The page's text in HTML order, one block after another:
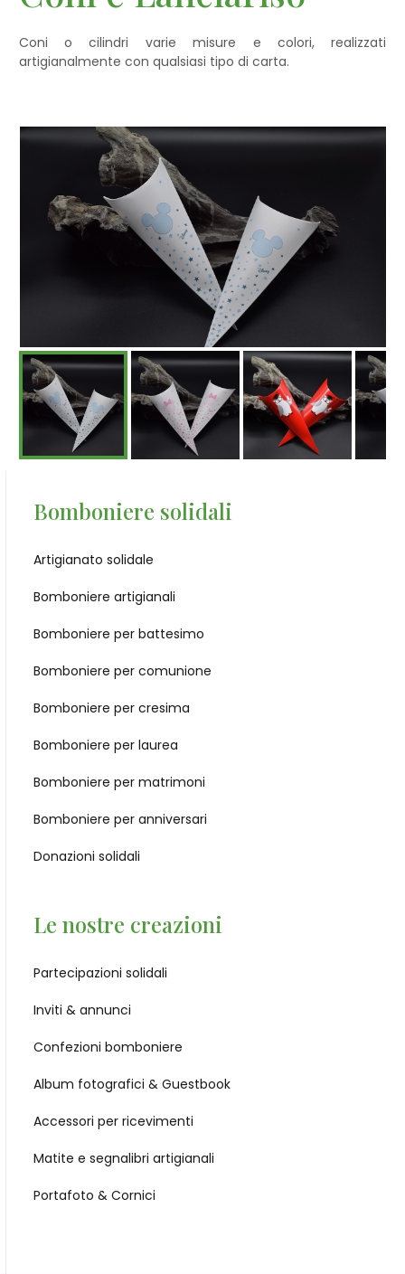
Coni o cilindri varie misure e colori, realizzati
artigianalmente con qualsiasi tipo di carta.
Bomboniere solidali
Artigianato solidale
Bomboniere artigianali
Bomboniere per battesimo
Bomboniere per comunione
Bomboniere per cresima
Bomboniere per laurea
Bomboniere per matrimoni
Bomboniere per anniversari
Donazioni solidali
Le nostre creazioni
Partecipazioni solidali
Inviti & annunci
Confezioni bomboniere
Album fotografici & Guestbook
Accessori per ricevimenti
Matite e segnalibri artigianali
Portafoto & Cornici